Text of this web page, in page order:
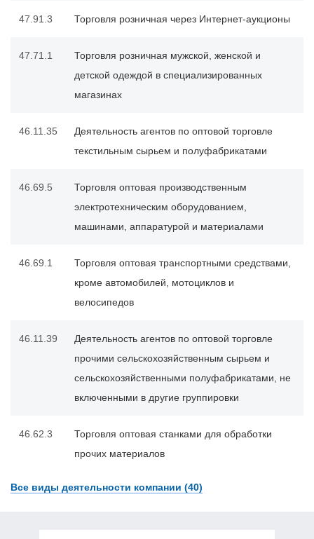
47.91.3 Торговля розничная через Интернет-аукционы
47.71.1
Торговля розничная мужской, женской и
детской одеждой в специализированных
магазинах
46.11.35
Деятельность агентов по оптовой торговле
текстильным сырьем и полуфабрикатами
46.69.5
Торговля оптовая производственным
электротехническим оборудованием,
машинами, аппаратурой и материалами
46.69.1
Торговля оптовая транспортными средствами,
кроме автомобилей, мотоциклов и
велосипедов
46.11.39
Деятельность агентов по оптовой торговле
прочими сельскохозяйственным сырьем и
сельскохозяйственными полуфабрикатами, не
включенными в другие группировки
46.62.3
Торговля оптовая станками для обработки
прочих материалов
Все виды деятельности компании (40)